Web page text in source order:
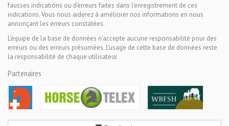
fausses indications ou d’erreurs faites dans l’enregistrement de ces
indications. Vous nous aiderez à améliorer nos informations en nous
annonçant les erreurs constatées.
L'équipe de la base de données n'accepte aucune responsabilité pour des
erreurs ou des erreurs présumées. L'usage de cette base de données reste
la responsabilité de chaque utilisateur.
Partenaires